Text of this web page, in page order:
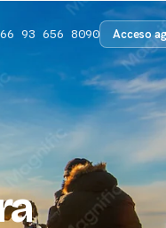
93 656 8090 Acceso